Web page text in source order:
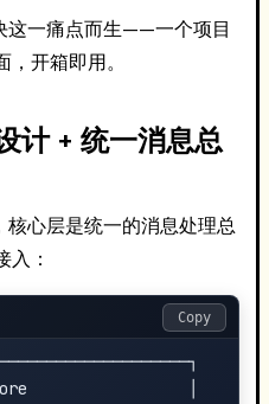
这一痛点而生——一个项目
开箱即用。
计 + 统一消息总
核心层是统一的消息处理总
：
│
Copy